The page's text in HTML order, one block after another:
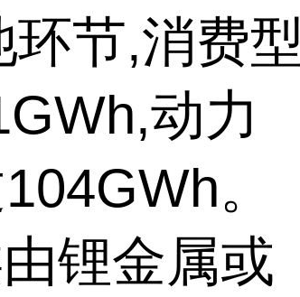
节,消费型
动力
。
锂金属或